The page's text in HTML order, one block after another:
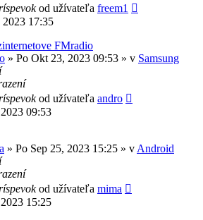
od užívateľa freem1
17:35
FMradio
» Po Okt 23, 2023 09:53 » v Samsung
od užívateľa andro
09:53
» Po Sep 25, 2023 15:25 » v Android
od užívateľa mima
15:25